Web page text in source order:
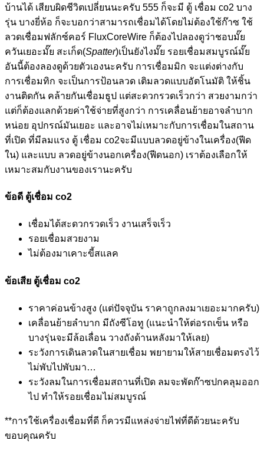
ตู้เชื่อมco2(ตู้เชื่อมซีโอทู)ตู้เชื่อมมิกMIG แล้วแต่จะเรียกนะ
ครับ เป็นการเชื่อมที่ใช้ก๊าซco2(ก๊าซ
คาร์บอนไดออกไซด์)ปกคลุมแนวเชื่อม มีเกจ์ซีโอทู ที่ต้องมีฮีท
เตอร์ไว้คอยอุ่นก๊าซ ไม่ให้เย็นจับตัวเป็นน้ำแข็ง *สั่งเกตุไฟฮีท
เตอร์ของเกจ์ดีๆนะครับว่าเป็น 36V.,110V.หรือ220V.ส่วนมาก
จะเสียบหลังตู้เท่านั้นนะครับ นอกจาก220V. จะสามารถเสียบไฟ
บ้านได้ เสียบผิดชีวิตเปลี่ยนนะครับ 555 ก็จะมี ตู้ เชื่อม co2 บาง
รุ่น บางยี่ห้อ ก็จะบอกว่าสามารถเชื่อมได้โดยไม่ต้องใช้ก๊าซ ใช้
ลวดเชื่อมฟลักซ์คอร์ FluxCoreWire ก็ต้องไปลองดูว่าชอบมั๊ย
ควันเยอะมั๊ย สะเก็ด(Spatter)เป็นยังไงมั๊ย รอยเชื่อมสมบูรณ์มั๊ย
อันนี้ต้องลองดูด้วยตัวเองนะครับ การเชื่อมมิก จะแต่งต่างกับ
งานติดกัน คล้ายกันเชื่อมธูป แต่สะดวกรวดเร็วกว่า สวยงามกว่า
แต่ก็ต้องแลกด้วยค่าใช้จ่ายที่สูงกว่า การเคลื่อนย้ายอาจลำบาก
หน่อย อุปกรณ์มันเยอะ และอาจไม่เหมาะกับการเชื่อมในสถาน
ที่เปิด ที่มีลมแรง ตู้ เชื่อม co2จะมีแบบลวดอยู่ข้างในเครื่อง(ฟีด
เหมาะสมกับงานของเรานะครับ
ข้อดี ตู้เชื่อม co2
เชื่อมได้สะดวกรวดเร็ว งานเสร็จเร็ว
รอยเชื่อมสวยงาม
ข้อเสีย ตู้เชื่อม co2
ราคาค่อนข้างสูง (แต่ปัจจุบัน ราคาถูกลงมาเยอะมากครับ)
เคลื่อนย้ายลำบาก มีถังซีโอทู (แนะนำให้ต่อรถเข็น หรือ
บางรุ่นจะมีล้อเลื่อน วางถังด้านหลังมาให้เลย)